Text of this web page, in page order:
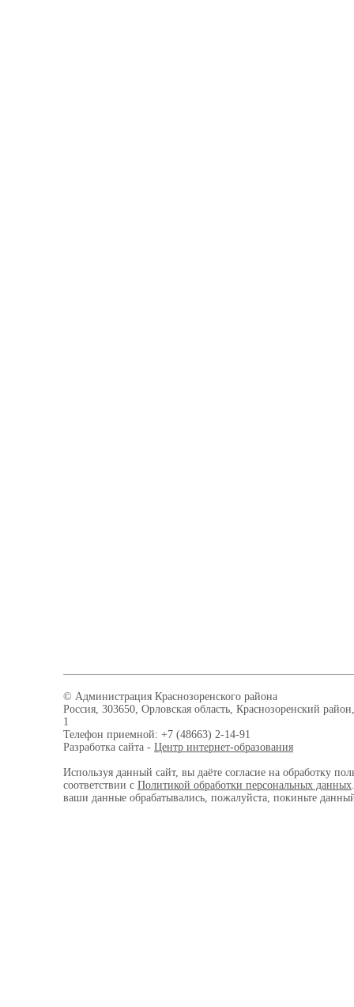
© Администрация Краснозоренского района
Россия, 303650, Орловская область, Краснозоренский
1
Телефон приемной: +7 (48663) 2-14-91
Разработка сайта - Центр интернет-образования
Используя данный сайт, вы даёте согласие на обработку
соответствии с Политикой обработки персональных данных
ваши данные обрабатывались, пожалуйста, покиньте